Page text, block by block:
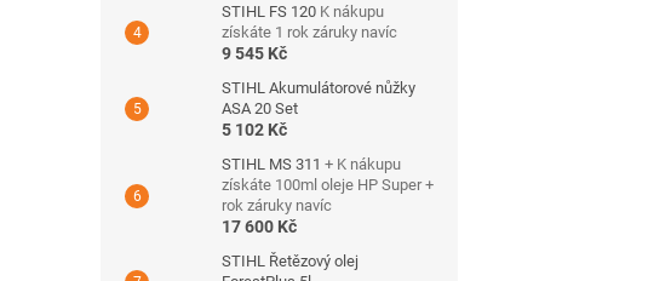
STIHL FS 120 K nákupu
získáte 1 rok záruky navíc
9 545 Kč
STIHL Akumulátorové nůžky
ASA 20 Set
5 102 Kč
STIHL MS 311 + K nákupu
získáte 100ml oleje HP Super +
rok záruky navíc
17 600 Kč
STIHL Řetězový olej